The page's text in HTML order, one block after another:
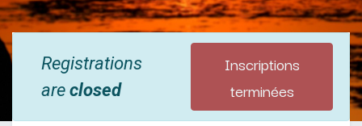
Registrations
areclosed
Inscriptions
terminées